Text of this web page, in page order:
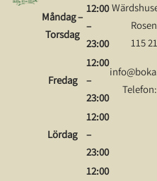
Måndag –
Torsdag
12:00
–
23:00
Fredag
12:00
–
23:00
Lördag
12:00
–
23:00
12:00
115